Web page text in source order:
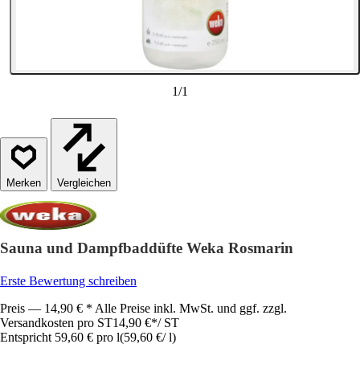
1/1
Vergleichen
Sauna und Dampfbaddüfte Weka Rosmarin
Erste Bewertung schreiben
Preis — 14,90 € * Alle Preise inkl. MwSt. und ggf. zzgl.
Versandkosten pro ST14,90 €*/ ST
Entspricht 59,60 € pro l(59,60 €/ l)